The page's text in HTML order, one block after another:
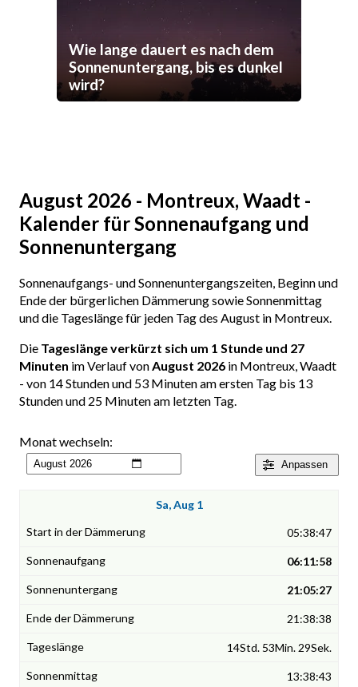
Wie lange dauert es nach dem
Sonnenuntergang, bis es dunkel
wird?
August 2026 - Montreux, Waadt -
Kalender für Sonnenaufgang und
Sonnenuntergang
Sonnenaufgangs- und Sonnenuntergangszeiten, Beginn und
Ende der bürgerlichen Dämmerung sowie Sonnenmittag
und die Tageslänge für jeden Tag des August in Montreux.
Die Tageslänge verkürzt sich um 1 Stunde und 27
Minuten im Verlauf vonAugust 2026 in Montreux, Waadt
- von 14 Stunden und 53 Minuten am ersten Tag bis 13
Stunden und 25 Minuten am letzten Tag.
Anpassen
Monat wechseln:
Sa, Aug 1
05:38:47
06:11:58
21:05:27
21:38:38
14Std. 53Min. 29Sek.
13:38:43